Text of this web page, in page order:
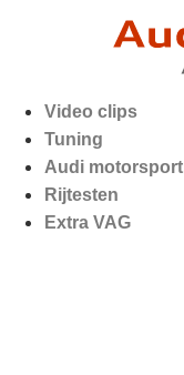
Video clips
Tuning
Audi motorsport
Rijtesten
Extra VAG